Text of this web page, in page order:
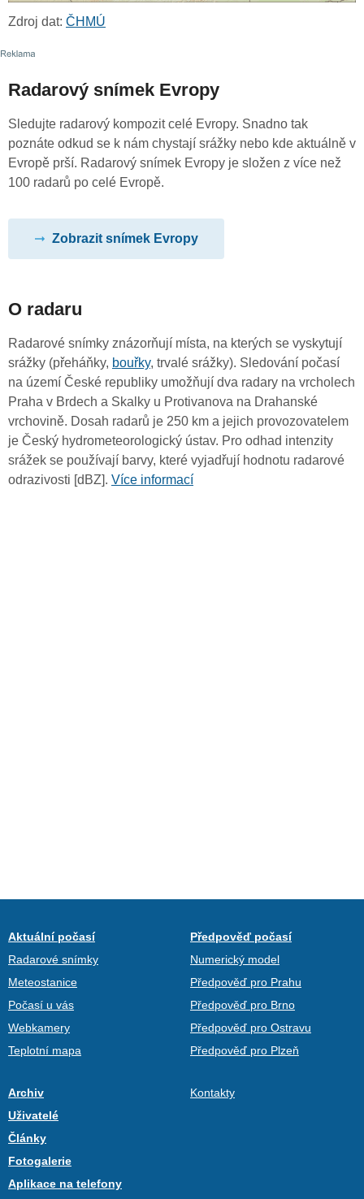
Zdroj dat: ČHMÚ
Radarový snímek Evropy
Sledujte radarový kompozit celé Evropy. Snadno tak
poznáte odkud se k nám chystají srážky nebo kde aktuálně v
Evropě prší. Radarový snímek Evropy je složen z více než
100 radarů po celé Evropě.
Zobrazit snímek Evropy
O radaru
Radarové snímky znázorňují místa, na kterých se vyskytují
srážky (přeháňky, bouřky, trvalé srážky). Sledování počasí
na území České republiky umožňují dva radary na vrcholech
Praha v Brdech a Skalky u Protivanova na Drahanské
vrchovině. Dosah radarů je 250 km a jejich provozovatelem
je Český hydrometeorologický ústav. Pro odhad intenzity
srážek se používají barvy, které vyjadřují hodnotu radarové
odrazivosti [dBZ]. Více informací
Aktuální počasí
Radarové snímky
Meteostanice
Počasí u vás
Webkamery
Teplotní mapa
Předpověď počasí
Numerický model
Předpověď pro Prahu
Předpověď pro Brno
Předpověď pro Ostravu
Předpověď pro Plzeň
Archiv
Uživatelé
Články
Fotogalerie
Aplikace na telefony
Kontakty